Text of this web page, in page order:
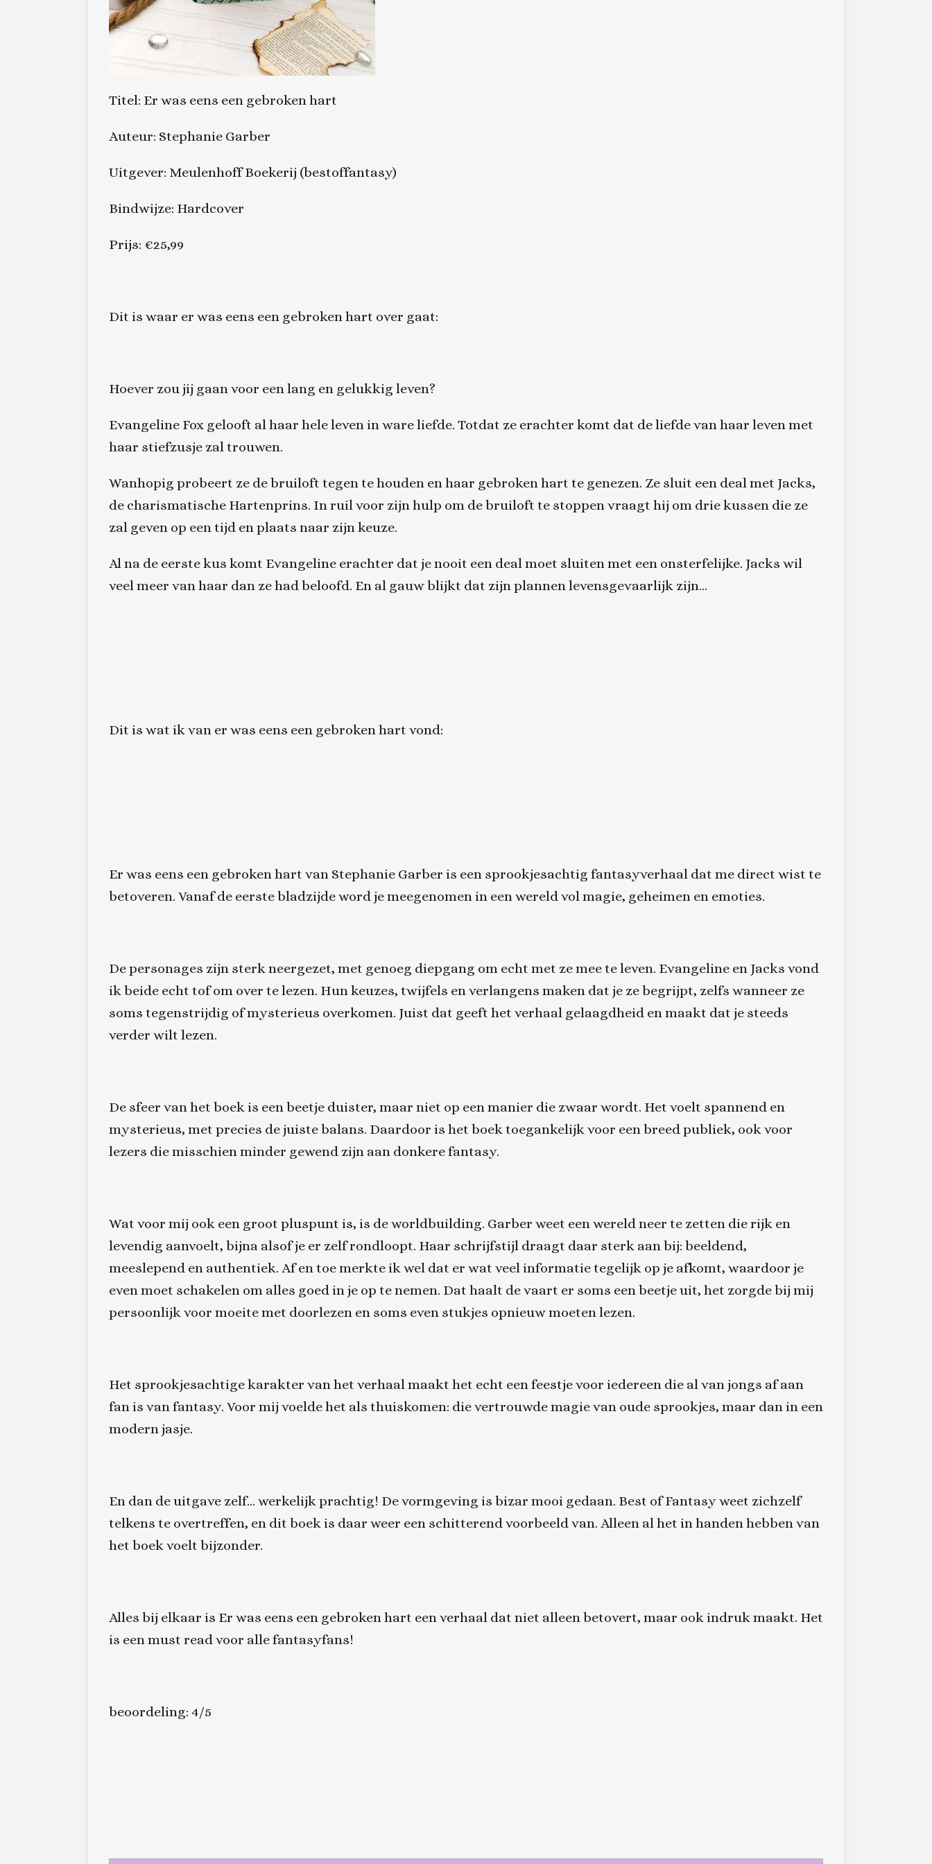
Titel: Er was eens een gebroken hart
Auteur: Stephanie Garber
Uitgever: Meulenhoff Boekerij (bestoffantasy)
Bindwijze: Hardcover
Prijs: €25,99
Dit is waar er was eens een gebroken hart over gaat:
Hoever zou jij gaan voor een lang en gelukkig leven?
Evangeline Fox gelooft al haar hele leven in ware liefde. Totdat ze erachter komt dat de liefde van haar leven met
haar stiefzusje zal trouwen.
Wanhopig probeert ze de bruiloft tegen te houden en haar gebroken hart te genezen. Ze sluit een deal met Jacks,
de charismatische Hartenprins. In ruil voor zijn hulp om de bruiloft te stoppen vraagt hij om drie kussen die ze
zal geven op een tijd en plaats naar zijn keuze.
Al na de eerste kus komt Evangeline erachter dat je nooit een deal moet sluiten met een onsterfelijke. Jacks wil
veel meer van haar dan ze had beloofd. En al gauw blijkt dat zijn plannen levensgevaarlijk zijn…
Dit is wat ik van er was eens een gebroken hart vond:
Er was eens een gebroken hart van Stephanie Garber is een sprookjesachtig fantasyverhaal dat me direct wist te
betoveren. Vanaf de eerste bladzijde word je meegenomen in een wereld vol magie, geheimen en emoties.
De personages zijn sterk neergezet, met genoeg diepgang om echt met ze mee te leven. Evangeline en Jacks vond
ik beide echt tof om over te lezen. Hun keuzes, twijfels en verlangens maken dat je ze begrijpt, zelfs wanneer ze
soms tegenstrijdig of mysterieus overkomen. Juist dat geeft het verhaal gelaagdheid en maakt dat je steeds
verder wilt lezen.
De sfeer van het boek is een beetje duister, maar niet op een manier die zwaar wordt. Het voelt spannend en
mysterieus, met precies de juiste balans. Daardoor is het boek toegankelijk voor een breed publiek, ook voor
lezers die misschien minder gewend zijn aan donkere fantasy.
Wat voor mij ook een groot pluspunt is, is de worldbuilding. Garber weet een wereld neer te zetten die rijk en
levendig aanvoelt, bijna alsof je er zelf rondloopt. Haar schrijfstijl draagt daar sterk aan bij: beeldend,
meeslepend en authentiek. Af en toe merkte ik wel dat er wat veel informatie tegelijk op je afkomt, waardoor je
even moet schakelen om alles goed in je op te nemen. Dat haalt de vaart er soms een beetje uit, het zorgde bij mij
persoonlijk voor moeite met doorlezen en soms even stukjes opnieuw moeten lezen.
Het sprookjesachtige karakter van het verhaal maakt het echt een feestje voor iedereen die al van jongs af aan
fan is van fantasy. Voor mij voelde het als thuiskomen: die vertrouwde magie van oude sprookjes, maar dan in een
modern jasje.
En dan de uitgave zelf… werkelijk prachtig! De vormgeving is bizar mooi gedaan. Best of Fantasy weet zichzelf
telkens te overtreffen, en dit boek is daar weer een schitterend voorbeeld van. Alleen al het in handen hebben van
het boek voelt bijzonder.
Alles bij elkaar is Er was eens een gebroken hart een verhaal dat niet alleen betovert, maar ook indruk maakt. Het
is een must read voor alle fantasyfans!
beoordeling: 4/5